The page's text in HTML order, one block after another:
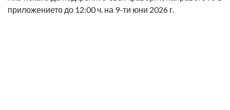
приложението до 12:00 ч. на 9-ти юни 2026 г.